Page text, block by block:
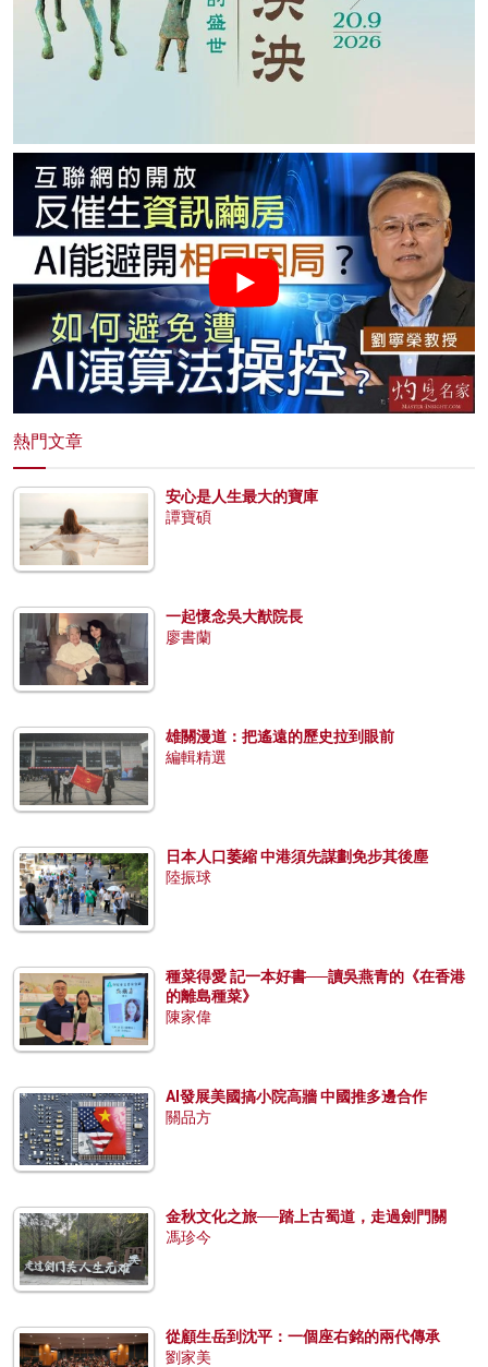
熱門文章
安心是人生最大的寶庫
譚寶碩
一起懷念吳大猷院長
廖書蘭
雄關漫道：把遙遠的歷史拉到眼前
編輯精選
日本人口萎縮 中港須先謀劃免步其後塵
陸振球
種菜得愛 記一本好書──讀吳燕青的《在香港
的離島種菜》
陳家偉
AI發展美國搞小院高牆 中國推多邊合作
關品方
金秋文化之旅──踏上古蜀道，走過劍門關
馮珍今
從顧生岳到沈平：一個座右銘的兩代傳承
劉家美